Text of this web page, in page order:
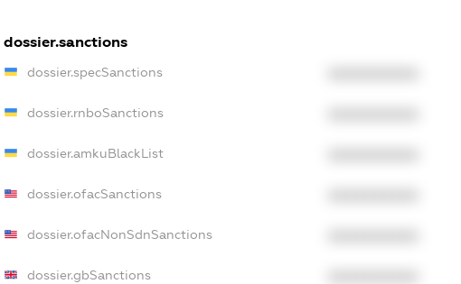
dossier.sanctions
dossier.specSanctions
dossier.rnboSanctions
dossier.amkuBlackList
dossier.ofacSanctions
dossier.ofacNonSdnSanctions
dossier.gbSanctions